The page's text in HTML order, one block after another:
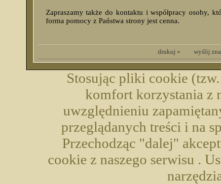
Zapraszamy także do kontaktu i współpracy osoby,
forma pomocy z Państwa strony jest cenna.
drukuj » wyślij
Stosując pliki cookie
komfort korzystania z
uwzględnieniu
przeglądanych treści i na
Przechodząc "dalej"
cookie z naszego serwisu .